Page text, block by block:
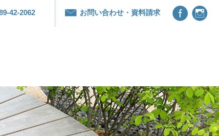
42-2062 お問い合わせ・資料請求  